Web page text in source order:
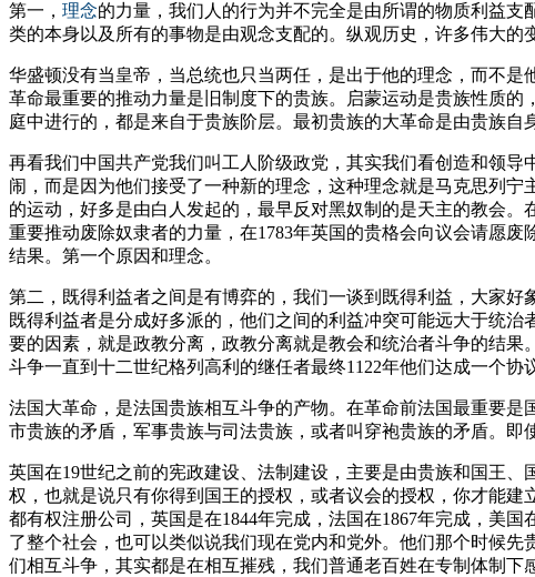
第一， 理念的力量，我们人的行为并不完全是由所谓的物质利益
类的本身以及所有的事物是由观念支配的。纵观历史，许多伟大的
华盛顿没有当皇帝，当总统也只当两任，是出于他的理念，而不
革命最重要的推动力量是旧制度下的贵族。启蒙运动是贵族性质
庭中进行的，都是来自于贵族阶层。最初贵族的大革命是由贵族
再看我们中国共产党我们叫工人阶级政党，其实我们看创造和领
闹，而是因为他们接受了一种新的理念，这种理念就是马克思列
的运动，好多是由白人发起的，最早反对黑奴制的是天主的教会
重要推动废除奴隶者的力量，在1783年英国的贵格会向议会请愿
结果。第一个原因和理念。
第二，既得利益者之间是有博弈的，我们一谈到既得利益，大家
既得利益者是分成好多派的，他们之间的利益冲突可能远大于统
要的因素，就是政教分离，政教分离就是教会和统治者斗争的结
斗争一直到十二世纪格列高利的继任者最终1122年他们达成一个
法国大革命，是法国贵族相互斗争的产物。在革命前法国最重要
市贵族的矛盾，军事贵族与司法贵族，或者叫穿袍贵族的矛盾。
英国在19世纪之前的宪政建设、法制建设，主要是由贵族和国王
权，也就是说只有你得到国王的授权，或者议会的授权，你才能
都有权注册公司，英国是在1844年完成，法国在1867年完成，美
了整个社会，也可以类似说我们现在党内和党外。他们那个时候
们相互斗争，其实都是在相互摧残，我们普通老百姓在专制体制